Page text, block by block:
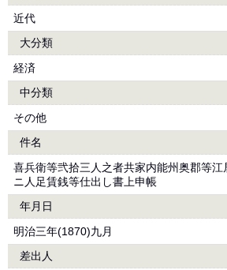
近代
大分類
経済
中分類
その他
件名
喜兵衛等弐拾三人之者共家内能州奥郡等
ニ人足賃銭等仕出し書上申帳
年月日
明治三年(1870)九月
差出人